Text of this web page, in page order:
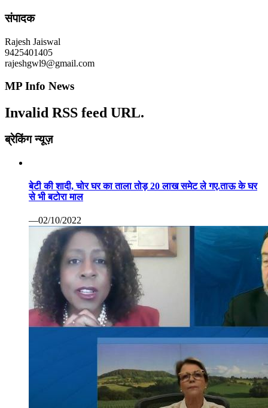
संपादक
Rajesh Jaiswal
9425401405
rajeshgwl9@gmail.com
MP Info News
Invalid RSS feed URL.
ब्रेकिंग न्यूज़
बेटी की शादी, चोर घर का ताला तोड़ 20 लाख समेट ले गए.ताऊ के घर
से भी बटोरा माल
—02/10/2022